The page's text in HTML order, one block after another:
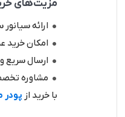
مزیت‌های
ارائه
امکان خرید
ارسال سریع
مشاوره
با خرید از پودر